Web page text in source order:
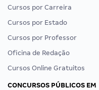
Cursos por Carreira
Cursos por Estado
Cursos por Professor
Oficina de Redação
Cursos Online Gratuitos
CONCURSOS PÚBLICOS EM